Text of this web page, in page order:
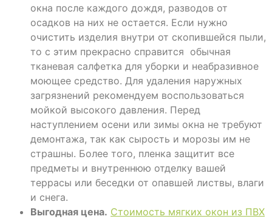
окна после каждого дождя, разводов от
осадков на них не остается. Если нужно
очистить изделия внутри от скопившейся пыли,
то с этим прекрасно справится обычная
тканевая салфетка для уборки и неабразивное
моющее средство. Для удаления наружных
загрязнений рекомендуем воспользоваться
мойкой высокого давления. Перед
наступлением осени или зимы окна не требуют
демонтажа, так как сырость и морозы им не
страшны. Более того, пленка защитит все
предметы и внутреннюю отделку вашей
террасы или беседки от опавшей листвы, влаги
и снега.
Выгодная цена. Стоимость мягких окон из ПВХ